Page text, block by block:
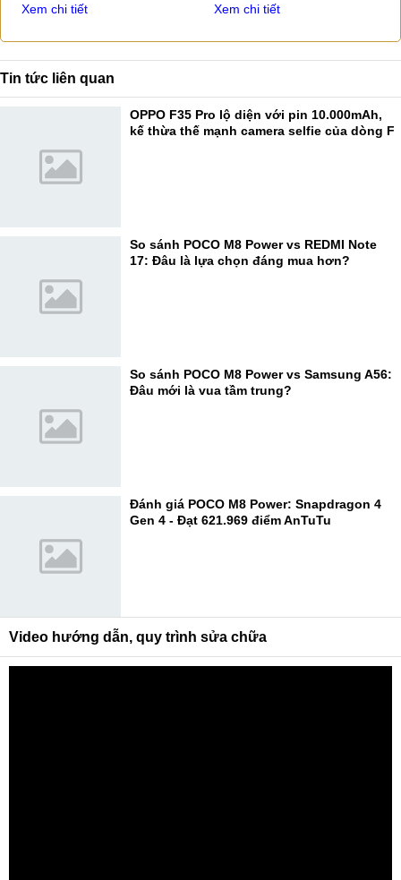
Xem chi tiết Xem chi tiết
Tin tức liên quan
OPPO F35 Pro lộ diện với pin 10.000mAh,
kế thừa thế mạnh camera selfie của dòng F
So sánh POCO M8 Power vs REDMI Note
17: Đâu là lựa chọn đáng mua hơn?
So sánh POCO M8 Power vs Samsung A56:
Đâu mới là vua tầm trung?
Đánh giá POCO M8 Power: Snapdragon 4
Gen 4 - Đạt 621.969 điểm AnTuTu
Video hướng dẫn, quy trình sửa chữa